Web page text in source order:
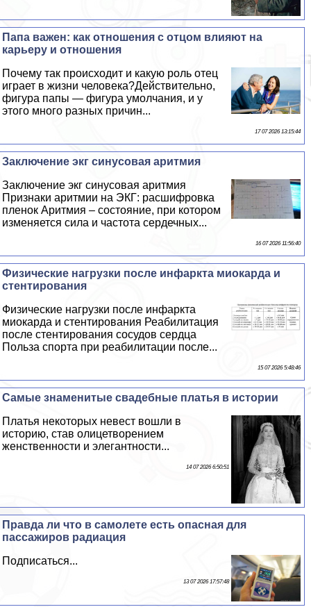
Папа важен: как отношения с отцом влияют на
карьеру и отношения
Почему так происходит и какую роль отец
играет в жизни человека?Действительно,
фигура папы — фигура умолчания, и у
этого много разных причин...
17 07 2026 13:15:44
Заключение экг синусовая аритмия
Заключение экг синусовая аритмия
Признаки аритмии на ЭКГ: расшифровка
пленок Аритмия – состояние, при котором
изменяется сила и частота сердечных...
16 07 2026 11:56:40
Физические нагрузки после инфаркта миокарда и
стентирования
Физические нагрузки после инфаркта
миокарда и стентирования Реабилитация
после стентирования сосудов сердца
Польза спорта при реабилитации после...
15 07 2026 5:48:46
Самые знаменитые свадебные платья в истории
Платья некоторых невест вошли в
историю, став олицетворением
женственности и элегантности...
14 07 2026 6:50:51
Правда ли что в самолете есть опасная для
пассажиров радиация
Подписаться...
13 07 2026 17:57:48